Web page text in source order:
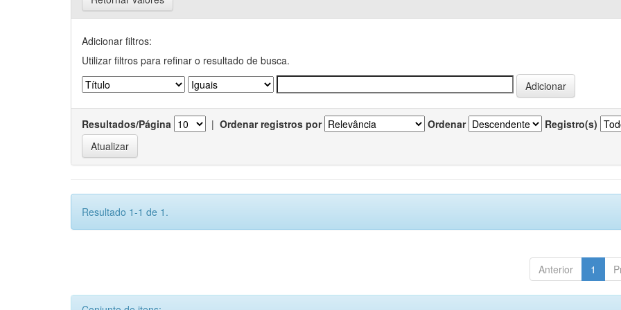
Adicionar filtros:
Utilizar filtros para refinar o resultado de busca.
Resultados/Página | Ordenar registros por Ordenar Registro(s)
Resultado 1-1 de 1.
Anterior 1